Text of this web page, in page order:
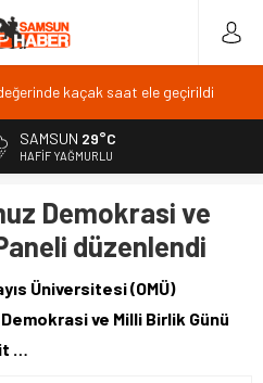
kaçak saat ele geçirildi
ailesiyle bir araya geldi
85,15 dolara yükseldi
sahiplerini buldu
SAMSUN 29°C
HAFIF YAĞMURLU
Demokrasi ve
düzenlendi
Üniversitesi (OMÜ)
ve Milli Birlik Günü
…